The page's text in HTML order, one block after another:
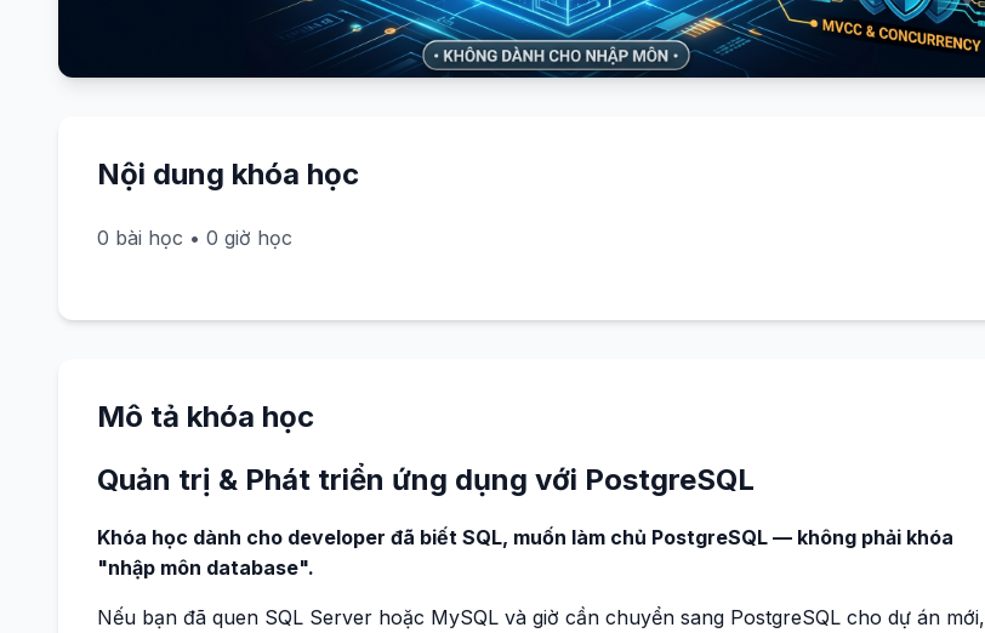
Nội dung khóa học
0 bài học • 0 giờ học
Mô tả khóa học
Quản trị & Phát triển ứng dụng với PostgreSQL
Khóa học dành cho developer đã biết SQL, muốn làm chủ PostgreSQL — không phải khóa
"nhập môn database".
Nếu bạn đã quen SQL Server hoặc MySQL và giờ cần chuyển sang PostgreSQL cho dự án mới,